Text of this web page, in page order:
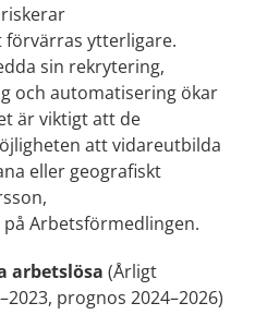
ytterligare.
sin rekrytering,
och automatisering ökar
är viktigt att de
att vidareutbilda
eller geografiskt
Arbetsförmedlingen.
arbetslösa (Årligt
prognos 2024–2026)